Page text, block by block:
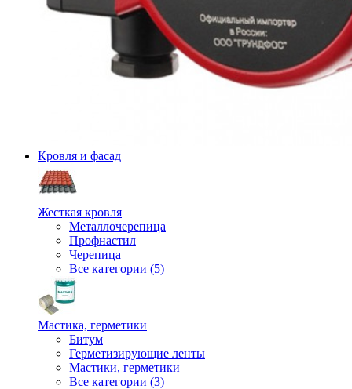
Кровля и фасад
Жесткая кровля
Металлочерепица
Профнастил
Черепица
Все категории (5)
Мастика, герметики
Битум
Герметизирующие ленты
Мастики, герметики
Все категории (3)